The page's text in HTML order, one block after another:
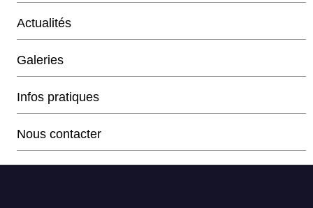
Actualités
Galeries
Infos pratiques
Nous contacter